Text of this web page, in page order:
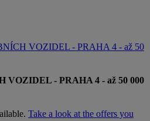
VOZIDEL - PRAHA 4 - až 50
VOZIDEL - PRAHA 4 - až 50 000
Take a look at the offers you